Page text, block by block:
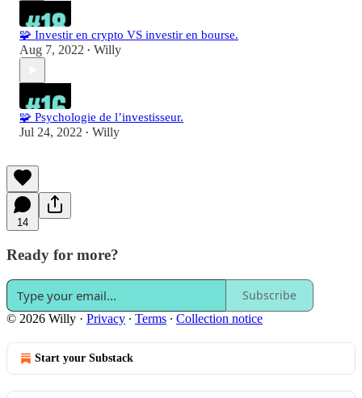
🧩 Investir en crypto VS investir en bourse.
Aug 7, 2022 • Willy
🧩 Psychologie de l’investisseur.
Jul 24, 2022 • Willy
14
Ready for more?
Subscribe
© 2026 Willy · Privacy ∙ Terms ∙ Collection notice
Start your Substack